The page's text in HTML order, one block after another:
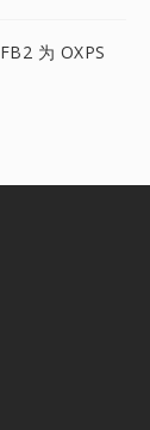
FB2 为 OXPS